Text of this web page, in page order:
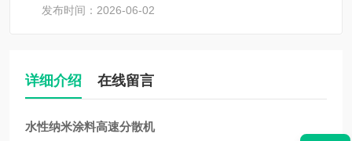
发布时间：2026-06-02
详细介绍 在线留言
水性纳米涂料高速分散机